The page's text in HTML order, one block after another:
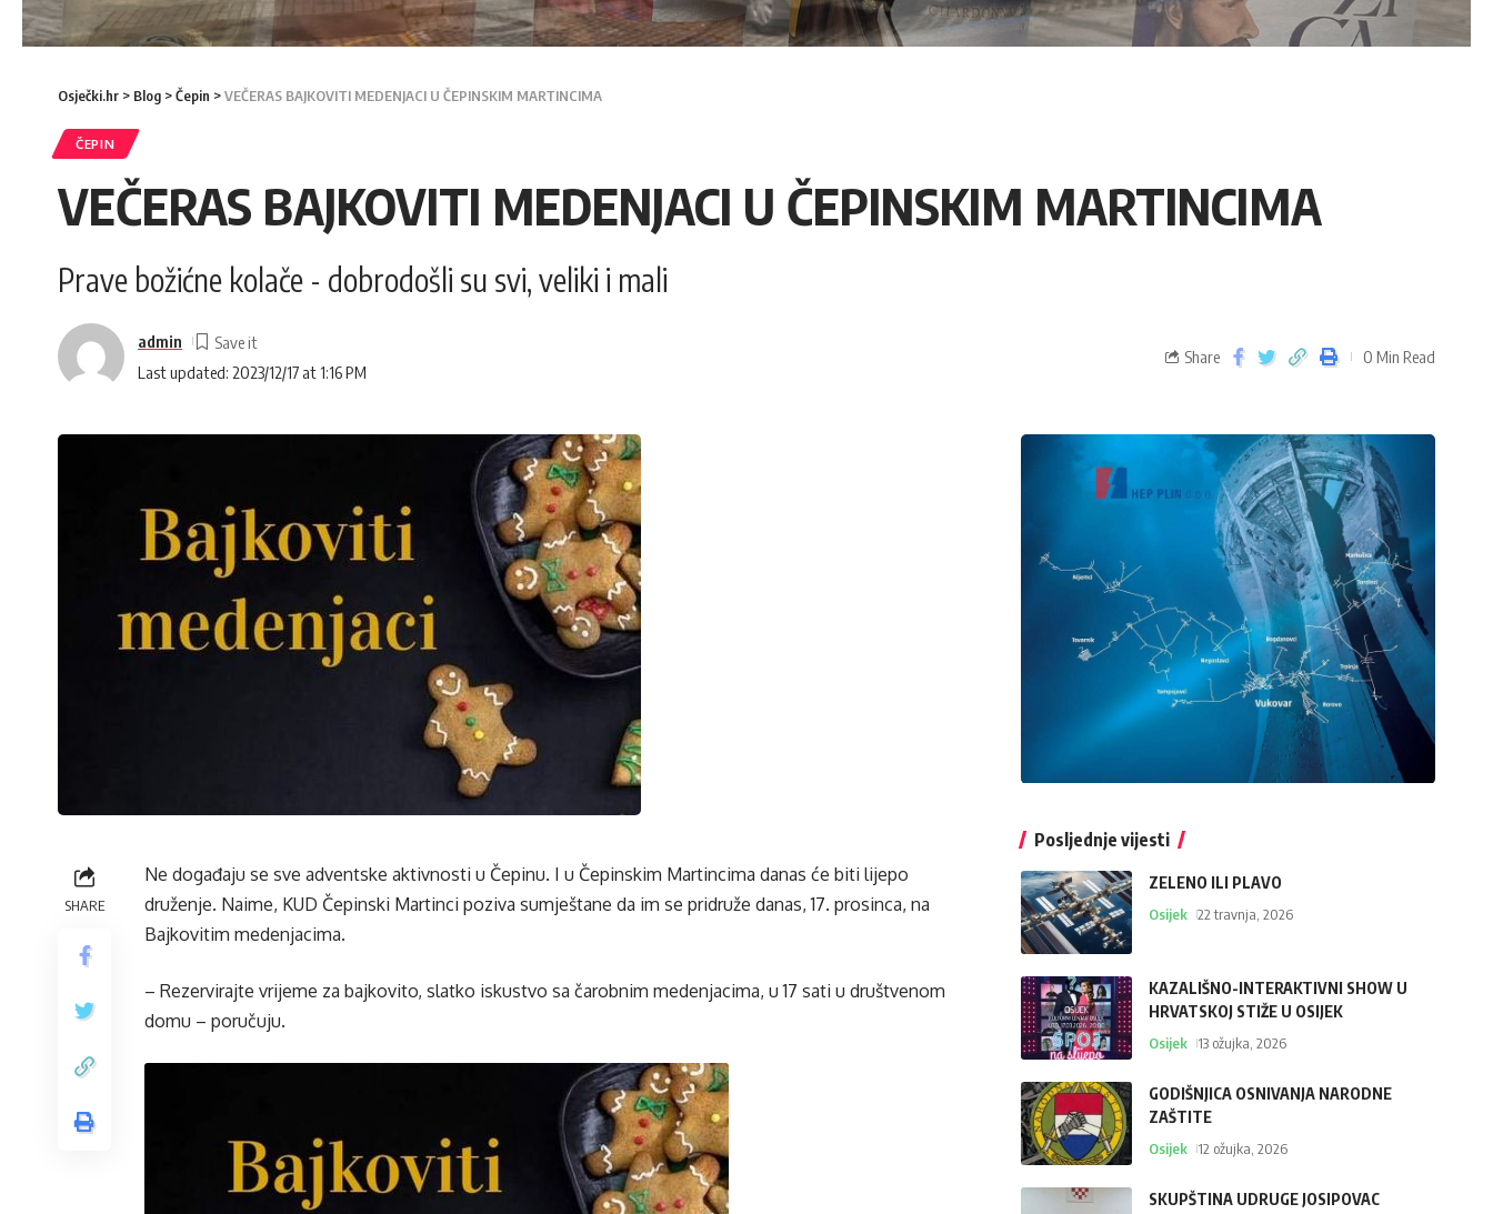
Osječki.hr > Blog >Čepin >VEČERAS BAJKOVITI MEDENJACI U ČEPINSKIM MARTINCIMA
ČEPIN
VEČERAS BAJKOVITI MEDENJACI U ČEPINSKIM MARTINCIMA
Prave božićne kolače - dobrodošli su svi, veliki i mali
Last updated: 2023/12/17 at 1:16 PM
admin
Share 0 Min Read
SHARE
Ne događaju se sve adventske aktivnosti u Čepinu. I u Čepinskim Martincima danas će biti lijepo
druženje. Naime, KUD Čepinski Martinci poziva sumještane da im se pridruže danas, 17. prosinca, na
Bajkovitim medenjacima.
– Rezervirajte vrijeme za bajkovito, slatko iskustvo sa čarobnim medenjacima, u 17 sati u društvenom
domu – poručuju.
Posljednje vijesti
ZELENO ILI PLAVO
Osijek 22 travnja, 2026
KAZALIŠNO-INTERAKTIVNI SHOW U
HRVATSKOJ STIŽE U OSIJEK
Osijek 13 ožujka, 2026
GODIŠNJICA OSNIVANJA NARODNE
ZAŠTITE
Osijek 12 ožujka, 2026
SKUPŠTINA UDRUGE JOSIPOVAC